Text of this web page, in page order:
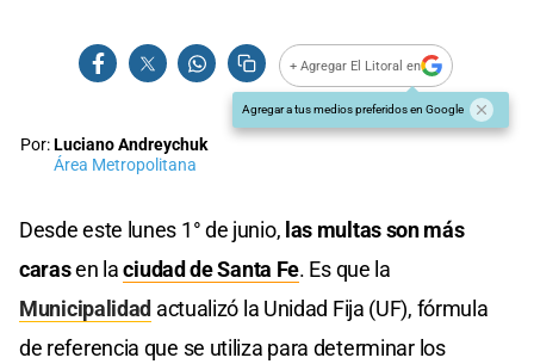
+ Agregar El Litoral en
Agregar a tus medios preferidos en Google
Por:Luciano Andreychuk
Área Metropolitana
Desde este lunes 1° de junio, las multas son más
carasen laciudad de Santa Fe. Es que la
Municipalidad actualizó la Unidad Fija (UF), fórmula
de referencia que se utiliza para determinar los